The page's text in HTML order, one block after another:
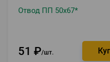
Отвод ПП 50х67*
51 ₽ шт.